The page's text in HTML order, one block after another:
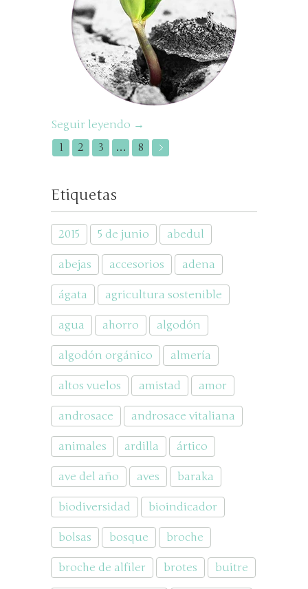
Seguir leyendo →
1
2 3 … 8
Etiquetas
2015 5 de junio abedul
abejas accesorios adena
ágata agricultura sostenible
agua ahorro algodón
algodón orgánico almería
altos vuelos amistad amor
androsace androsace vitaliana
animales ardilla ártico
ave del año aves baraka
biodiversidad bioindicador
bolsas bosque broche
broche de alfiler brotes buitre